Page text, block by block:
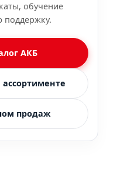
обучение
поддержку.
АКБ
продаж